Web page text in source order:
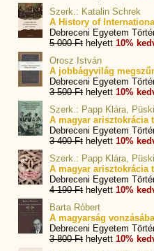
Szerk.: Katalin Schrek
A History of
Debreceni Egyetem
5 000 Ft helyett 10%
Orosz István
A jobbágyvilág
Debreceni Egyetem
3 500 Ft helyett 10%
Szerk.: Papp Klára,
A magyar arisztokrácia
Debreceni Egyetem
3 400 Ft helyett 10%
Szerk.: Papp Klára,
A magyar arisztokrácia
Debreceni Egyetem
4 190 Ft helyett 10%
Barta Róbert
A magyarság
Debreceni Egyetem
3 800 Ft helyett 10%